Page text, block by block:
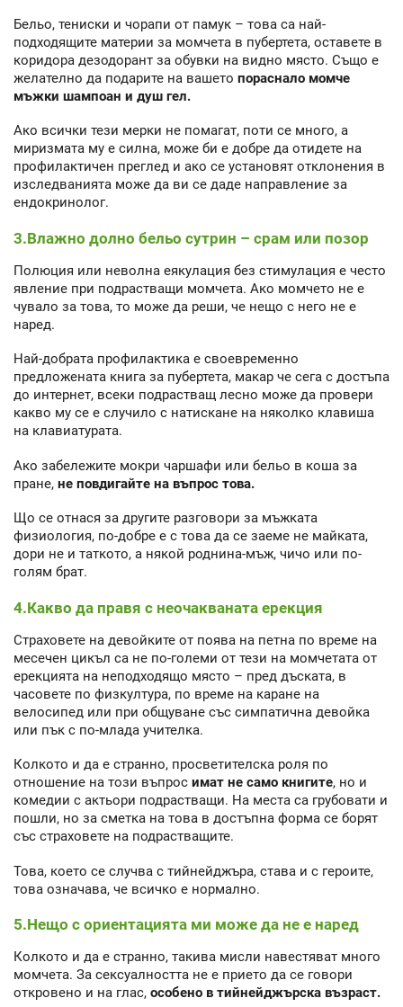
Бельо, тениски и чорапи от памук – това са най-
подходящите материи за момчета в пубертета, оставете в
коридора дезодорант за обувки на видно място. Също е
желателно да подарите на вашето пораснало момче
мъжки шампоан и душ гел.
Ако всички тези мерки не помагат, поти се много, а
миризмата му е силна, може би е добре да отидете на
профилактичен преглед и ако се установят отклонения в
изследванията може да ви се даде направление за
ендокринолог.
3.Влажно долно бельо сутрин – срам или позор
Полюция или неволна еякулация без стимулация е често
явление при подрастващи момчета. Ако момчето не е
чувало за това, то може да реши, че нещо с него не е
наред.
Най-добрата профилактика е своевременно
предложената книга за пубертета, макар че сега с достъпа
до интернет, всеки подрастващ лесно може да провери
какво му се е случило с натискане на няколко клавиша
на клавиатурата.
Ако забележите мокри чаршафи или бельо в коша за
пране, не повдигайте на въпрос това.
Що се отнася за другите разговори за мъжката
физиология, по-добре е с това да се заеме не майката,
дори не и таткото, а някой роднина-мъж, чичо или по-
голям брат.
4.Какво да правя с неочакваната ерекция
Страховете на девойките от поява на петна по време на
месечен цикъл са не по-големи от тези на момчетата от
ерекцията на неподходящо място – пред дъската, в
часовете по физкултура, по време на каране на
велосипед или при общуване със симпатична девойка
или пък с по-млада учителка.
Колкото и да е странно, просветителска роля по
отношение на този въпрос имат не само книгите, но и
комедии с актьори подрастващи. На места са грубовати и
пошли, но за сметка на това в достъпна форма се борят
със страховете на подрастващите.
Това, което се случва с тийнейджъра, става и с героите,
това означава, че всичко е нормално.
5.Нещо с ориентацията ми може да не е наред
Колкото и да е странно, такива мисли навестяват много
момчета. За сексуалността не е прието да се говори
откровено и на глас, особено в тийнейджърска възраст.